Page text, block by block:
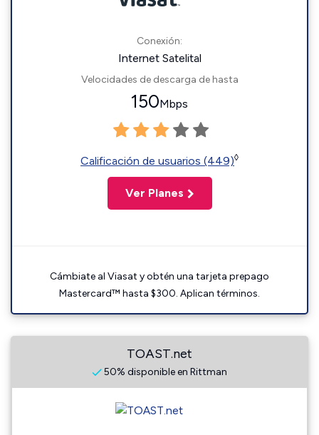
Conexión:
Internet Satelital
Velocidades de descarga de hasta
150Mbps
Calificación de usuarios (449)◊
Ver Planes
Cámbiate al Viasat y obtén una tarjeta prepago
Mastercard™ hasta $300. Aplican términos.
TOAST.net
50% disponible en Rittman